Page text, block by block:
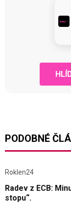
PODOBNÉ
Roklen24
Radev z ECB:
stopu“.